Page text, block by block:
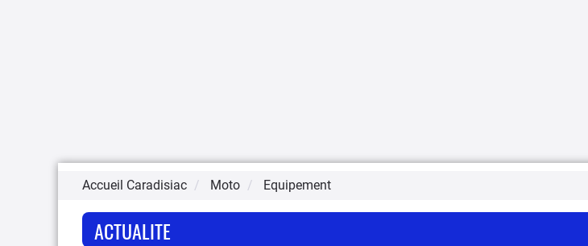
Accueil Caradisiac Moto Equipement
ACTUALITE